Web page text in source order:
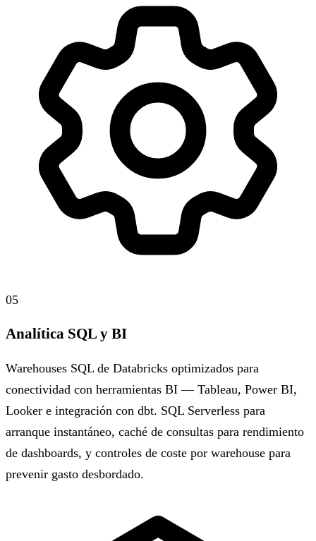
05
Analítica SQL y BI
Warehouses SQL de Databricks optimizados para
conectividad con herramientas BI — Tableau, Power BI,
Looker e integración con dbt. SQL Serverless para
arranque instantáneo, caché de consultas para rendimiento
de dashboards, y controles de coste por warehouse para
prevenir gasto desbordado.